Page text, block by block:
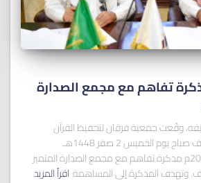
تفاهم مع مجمع الصدارة
وقّعت جمعية فرقان لتحفيظ القرآن
الكريم بمحافظة الطائف صباح يوم الخميس 2 صفر 1448هـ
الموافق 16 يوليو 2026م مذكرة تفاهم مع مجمع الصدارة المتميز
وتهدف المذكرة إلى المساهمة اقرأ المزيد